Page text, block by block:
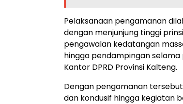
Pelaksanaan pengamanan
dengan menjunjung tinggi
pengawalan kedatangan
hingga pendampingan
Kantor DPRD Provinsi Kalteng.
Dengan pengamanan
dan kondusif hingga kegiatan